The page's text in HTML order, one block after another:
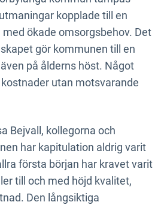
kopplade till en
ökade omsorgsbehov. Det
gör kommunen till en
på ålderns höst. Något
utan motsvarande
Bejvall, kollegorna och
har kapitulation aldrig varit
första början har kravet varit
till och med höjd kvalitet,
Den långsiktiga